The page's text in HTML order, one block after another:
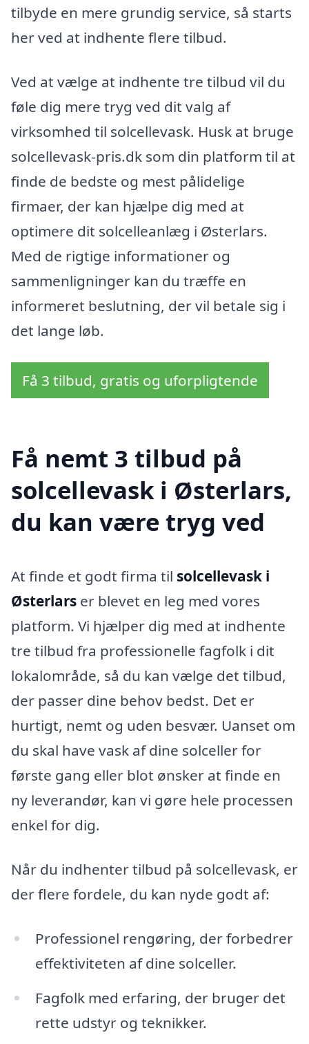
tilbyde en mere grundig service, så starts
her ved at indhente flere tilbud.
Ved at vælge at indhente tre tilbud vil du
føle dig mere tryg ved dit valg af
virksomhed til solcellevask. Husk at bruge
solcellevask-pris.dk som din platform til at
finde de bedste og mest pålidelige
firmaer, der kan hjælpe dig med at
optimere dit solcelleanlæg i Østerlars.
Med de rigtige informationer og
sammenligninger kan du træffe en
informeret beslutning, der vil betale sig i
det lange løb.
Få 3 tilbud, gratis og uforpligtende
Få nemt 3 tilbud på
solcellevask i Østerlars,
du kan være tryg ved
At finde et godt firma til solcellevask i
Østerlars er blevet en leg med vores
platform. Vi hjælper dig med at indhente
tre tilbud fra professionelle fagfolk i dit
lokalområde, så du kan vælge det tilbud,
der passer dine behov bedst. Det er
hurtigt, nemt og uden besvær. Uanset om
du skal have vask af dine solceller for
første gang eller blot ønsker at finde en
ny leverandør, kan vi gøre hele processen
enkel for dig.
Når du indhenter tilbud på solcellevask, er
der flere fordele, du kan nyde godt af:
Professionel rengøring, der forbedrer
effektiviteten af dine solceller.
Fagfolk med erfaring, der bruger det
rette udstyr og teknikker.